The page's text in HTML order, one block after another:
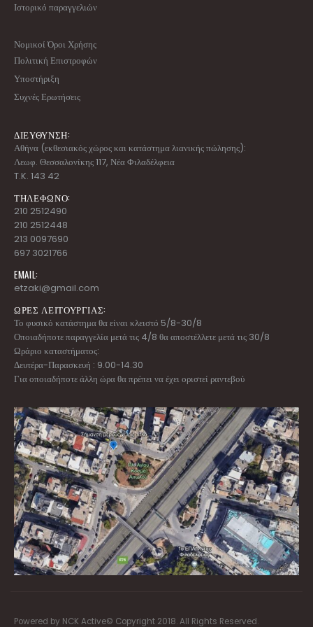
Ιστορικό παραγγελιών
Νομικοί Όροι Χρήσης
Πολιτική Επιστροφών
Υποστήριξη
Συχνές Ερωτήσεις
ΔΙΕΥΘΥΝΣΗ:
Αθήνα (εκθεσιακός χώρος και κατάστημα λιανικής πώλησης):
Λεωφ. Θεσσαλονίκης 117, Νέα Φιλαδέλφεια
T.K. 143 42
ΤΗΛΕΦΩΝΟ:
210 2512490
210 2512448
213 0097690
697 3021766
EMAIL:
etzaki@gmail.com
ΩΡΕΣ ΛΕΙΤΟΥΡΓΙΑΣ:
Το φυσικό κατάστημα θα είναι κλειστό 5/8-30/8
Οποιαδήποτε παραγγελία μετά τις 4/8 θα αποστέλλετε μετά τις 30/8
Ωράριο καταστήματος:
Δευτέρα-Παρασκευή : 9.00-14.30
Για οποιαδήποτε άλλη ώρα θα πρέπει να έχει οριστεί ραντεβού
Powered by NCK Active© Copyright 2018. All Rights Reserved.